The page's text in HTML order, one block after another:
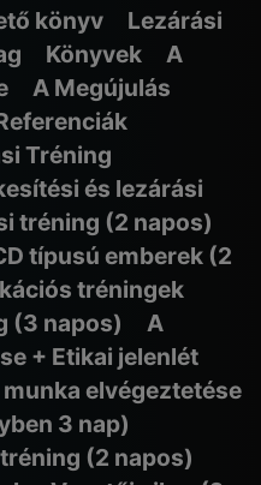
könyv
Lezárási
Könyvek
A
A Megújulás
Tréning
és lezárási
tréning (2 napos)
típusú emberek (2
tréningek
(3 napos)
A
+ Etikai jelenlét
munka elvégeztetése
3 nap)
(2 napos)